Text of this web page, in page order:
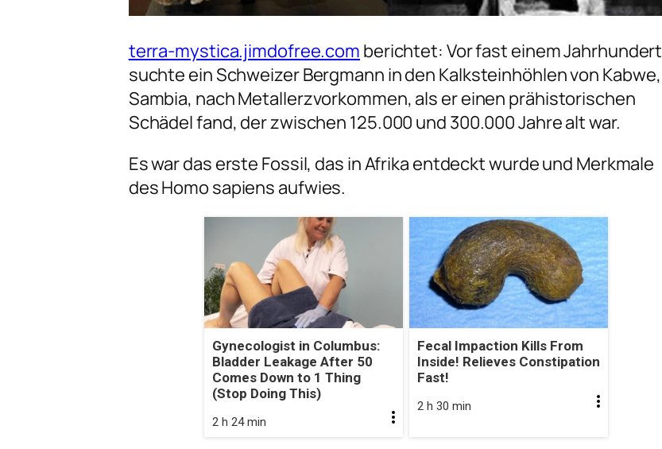
terra-mystica.jimdofree.com berichtet: Vor fast einem Jahrhundert
suchte ein Schweizer Bergmann in den Kalksteinhöhlen von Kabwe,
Sambia, nach Metallerzvorkommen, als er einen prähistorischen
Schädel fand, der zwischen 125.000 und 300.000 Jahre alt war.
Es war das erste Fossil, das in Afrika entdeckt wurde und Merkmale
desHomo sapiens aufwies.
Gynecologist in Columbus:
Bladder Leakage After 50
Comes Down to 1 Thing
(Stop Doing This)
2 h 24 min
Fecal Impaction Kills From
Inside! Relieves Constipation
Fast!
2 h 30 min